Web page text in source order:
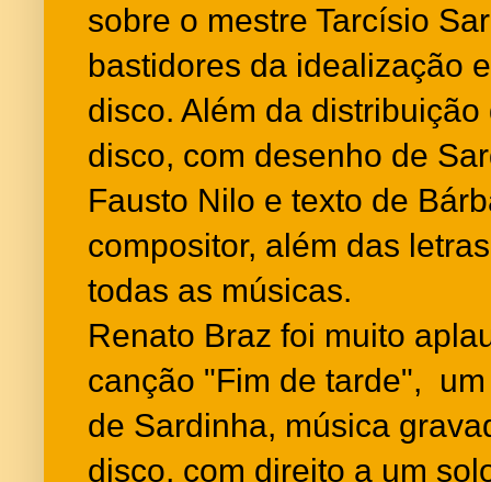
sobre o mestre Tarcísio
bastidores da idealização
disco. Além da
disco, com desenho de
Fausto Nilo e texto de
compositor, além das
todas as músicas.
Renato Braz foi muito
canção "Fim de tarde",
de Sardinha, música
disco, com direito a um